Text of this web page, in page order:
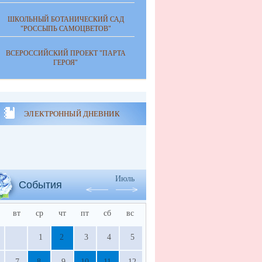
ШКОЛЬНЫЙ БОТАНИЧЕСКИЙ САД
"РОССЫПЬ САМОЦВЕТОВ"
ВСЕРОССИЙСКИЙ ПРОЕКТ "ПАРТА
ГЕРОЯ"
ЭЛЕКТРОННЫЙ ДНЕВНИК
События
Июль
вт ср чт пт сб вс
1 2 3 4 5